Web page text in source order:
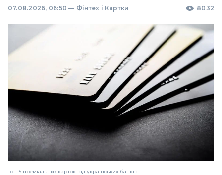
07.08.2026, 06:50 — Фінтех і Картки 8032
Топ-5 преміальних карток від українських банків